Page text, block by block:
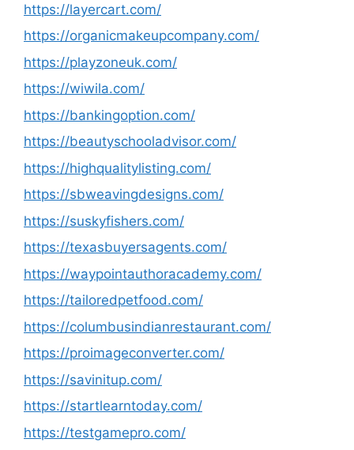
https://layercart.com/
https://organicmakeupcompany.com/
https://playzoneuk.com/
https://wiwila.com/
https://bankingoption.com/
https://beautyschooladvisor.com/
https://highqualitylisting.com/
https://sbweavingdesigns.com/
https://suskyfishers.com/
https://texasbuyersagents.com/
https://waypointauthoracademy.com/
https://tailoredpetfood.com/
https://columbusindianrestaurant.com/
https://proimageconverter.com/
https://savinitup.com/
https://startlearntoday.com/
https://testgamepro.com/